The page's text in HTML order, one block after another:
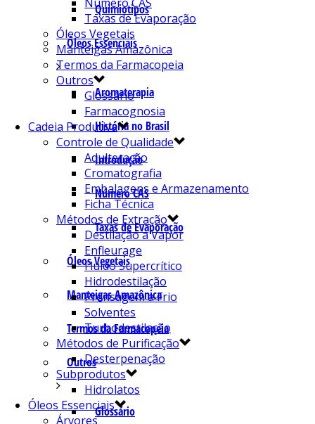
Quimiotipos
Óleos Essenciais
Aromaterapia
História no Brasil
Introdução
Número CAS
Taxas de Evaporação
Óleos Vegetais
Manteigas Amazônica
Termos da Farmacopeia
Outros
Glossário
Taxas de Evaporação
Óleos Vegetais
Manteigas Amazônica
Termos da Farmacopeia
Outros
Glossário
Farmacognosia
Cadeia Produtiva
Controle de Qualidade
Adulteração
Cromatografia
Embalagens e Armazenamento
Ficha Técnica
Métodos de Extração
Destilação a Vapor
Enfleurage
Fluído Supercrítico
Hidrodestilação
Prensagem a Frio
Solventes
Turbodestilação
Métodos de Purificação
Desterpenação
Subprodutos
Hidrolatos
Óleos Essenciais
Árvores